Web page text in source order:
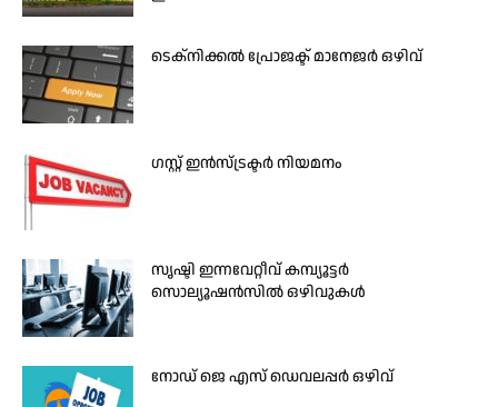
ടെക്നിക്കൽ പ്രോജക്ട് മാനേജർ ഒഴിവ്
ഗസ്റ്റ് ഇന്‍സ്ട്രക്ടര്‍ നിയമനം
സൃഷ്ടി ഇന്നവേറ്റീവ് കമ്പ്യൂട്ടർ
സൊല്യൂഷൻസിൽ ഒഴിവുകൾ
നോഡ് ജെ എസ് ഡെവലപ്പർ ഒഴിവ്